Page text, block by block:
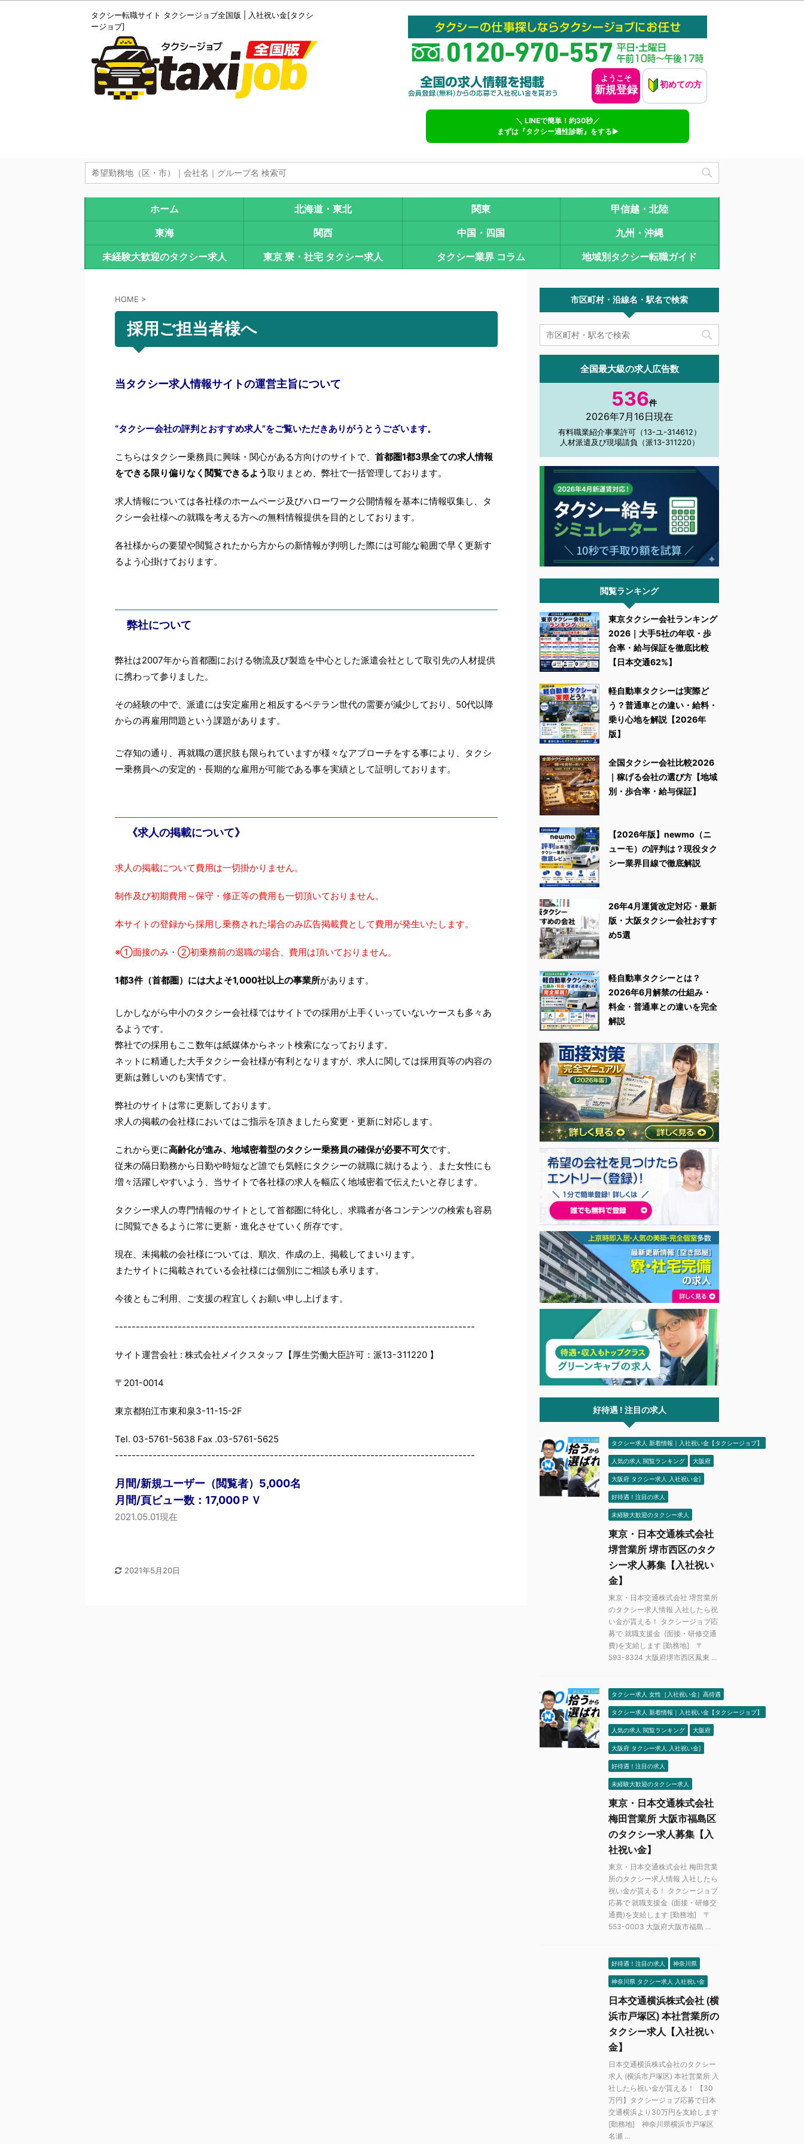
タクシー転職サイト タクシージョブ全国版 | 入社祝い金[タクシ
ージョブ]
ようこそ
新規登録 初めての方
＼ LINEで簡単！約30秒／
まずは『タクシー適性診断』をする▶
ホーム 北海道・東北 関東 甲信越・北陸
東海 関西 中国・四国 九州・沖縄
未経験大歓迎のタクシー求人 東京 寮・社宅 タクシー求人 タクシー業界 コラム 地域別タクシー転職ガイド
HOME >
採用ご担当者様へ
当タクシー求人情報サイトの運営主旨について
“タクシー会社の評判とおすすめ求人”をご覧いただきありがうとうございます。
こちらはタクシー乗務員に興味・関心がある方向けのサイトで、 首都圏1都3県全ての求人情報
をできる限り偏りなく閲覧できるよう取りまとめ、弊社で一括管理しております。
求人情報については各社様のホームページ及びハローワーク公開情報を基本に情報収集し、タ
クシー会社様への就職を考える方への無料情報提供を目的としております。
各社様からの要望や閲覧されたから方からの新情報が判明した際には可能な範囲で早く更新す
るよう心掛けております。
弊社について
弊社は2007年から首都圏における物流及び製造を中心とした派遣会社として取引先の人材提供
に携わって参りました。
その経験の中で、派遣には安定雇用と相反するベテラン世代の需要が減少しており、50代以降
からの再雇用問題という課題があります。
ご存知の通り、再就職の選択肢も限られていますが様々なアプローチをする事により、タクシ
ー乗務員への安定的・長期的な雇用が可能である事を実績として証明しております。
《求人の掲載について》
求人の掲載について費用は一切掛かりません。
制作及び初期費用～保守・修正等の費用も一切頂いておりません。
本サイトの登録から採用し乗務された場合のみ広告掲載費として費用が発生いたします。
※①面接のみ・②初乗務前の退職の場合、費用は頂いておりません。
1都3件（首都圏）には大よそ1,000社以上の事業所があります。
しかしながら中小のタクシー会社様ではサイトでの採用が上手くいっていないケースも多々あ
るようです。
弊社での採用もここ数年は紙媒体からネット検索になっております。
ネットに精通した大手タクシー会社様が有利となりますが、求人に関しては採用頁等の内容の
更新は難しいのも実情です。
弊社のサイトは常に更新しております。
求人の掲載の会社様においてはご指示を頂きましたら変更・更新に対応します。
これから更に高齢化が進み、地域密着型のタクシー乗務員の確保が必要不可欠です。
従来の隔日勤務から日勤や時短など誰でも気軽にタクシーの就職に就けるよう、また女性にも
増々活躍しやすいよう、当サイトで各社様の求人を幅広く地域密着で伝えたいと存じます。
タクシー求人の専門情報のサイトとして首都圏に特化し、求職者が各コンテンツの検索も容易
に閲覧できるように常に更新・進化させていく所存です。
現在、未掲載の会社様については、順次、作成の上、掲載してまいります。
またサイトに掲載されている会社様には個別にご相談も承ります。
今後ともご利用、ご支援の程宜しくお願い申し上げます。
--------------------------------------------------------------------------------------
サイト運営会社 : 株式会社メイクスタッフ【厚生労働大臣許可：派13-311220 】
〒201-0014
東京都狛江市東和泉3-11-15-2F
Tel. 03-5761-5638 Fax .03-5761-5625
--------------------------------------------------------------------------------------
月間/新規ユーザー（閲覧者）5,000名
月間/頁ビュー数：17,000ＰＶ
2021.05.01現在
2021年5月20日
市区町村・沿線名・駅名で検索
全国最大級の求人広告数
536件
2026年7月16日現在
有料職業紹介事業許可（13-ユ-314612）
人材派遣及び現場請負（派13-311220）
閲覧ランキング
東京タクシー会社ランキング
2026｜大手5社の年収・歩
合率・給与保証を徹底比較
【日本交通62%】
軽自動車タクシーは実際ど
う？普通車との違い・給料・
乗り心地を解説【2026年
版】
全国タクシー会社比較2026
｜稼げる会社の選び方【地域
別・歩合率・給与保証】
【2026年版】newmo（ニ
ューモ）の評判は？現役タク
シー業界目線で徹底解説
26年4月運賃改定対応・最新
版・大阪タクシー会社おすす
め5選
軽自動車タクシーとは？
2026年6月解禁の仕組み・
料金・普通車との違いを完全
解説
好待遇 ! 注目の求人
タクシー求人 新着情報｜入社祝い金【タクシージョブ】
人気の求人 閲覧ランキング 大阪府
大阪府 タクシー求人 入社祝い金]
好待遇！注目の求人
未経験大歓迎のタクシー求人
東京・日本交通株式会社
堺営業所 堺市西区のタク
シー求人募集【入社祝い
金】
東京・日本交通株式会社 堺営業所
のタクシー求人情報 入社したら祝
い金が貰える！ タクシージョブ応
募で 就職支援金 (面接・研修交通
費)を支給します [勤務地] 〒
593-8324 大阪府堺市西区鳳東 ...
タクシー求人 女性［入社祝い金］高待遇
タクシー求人 新着情報｜入社祝い金【タクシージョブ】
人気の求人 閲覧ランキング 大阪府
大阪府 タクシー求人 入社祝い金]
好待遇！注目の求人
未経験大歓迎のタクシー求人
東京・日本交通株式会社
梅田営業所 大阪市福島区
のタクシー求人募集【入
社祝い金】
東京・日本交通株式会社 梅田営業
所のタクシー求人情報 入社したら
祝い金が貰える！ タクシージョブ
応募で 就職支援金 (面接・研修交
通費)を支給します [勤務地] 〒
553-0003 大阪府大阪市福島 ...
好待遇！注目の求人 神奈川県
神奈川県 タクシー求人 入社祝い金
日本交通横浜株式会社 (横
浜市戸塚区) 本社営業所の
タクシー求人【入社祝い
金】
日本交通横浜株式会社のタクシー
求人 (横浜市戸塚区) 本社営業所 入
社したら祝い金が貰える！ 【30
万円】タクシージョブ応募で日本
交通横浜より30万円を支給します
[勤務地] 神奈川県横浜市戸塚区
名瀬 ...